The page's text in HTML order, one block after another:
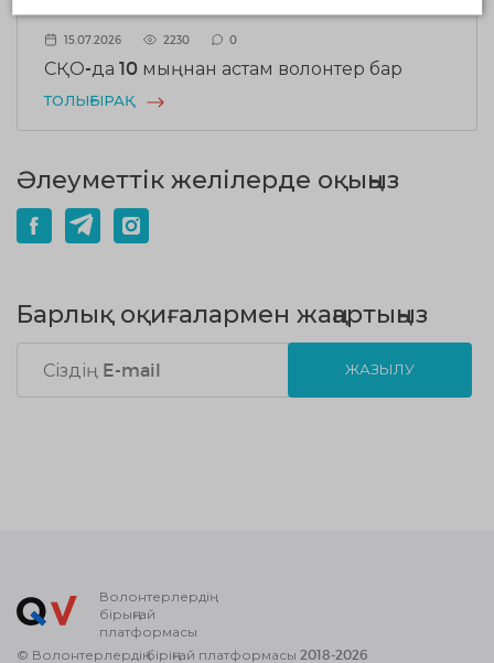
15.07.2026 2230 0
СҚО-да 10 мыңнан астам волонтер бар
ТОЛЫҒЫРАҚ
Әлеуметтік желілерде оқыңыз
Барлық оқиғалармен жаңартыңыз
ЖАЗЫЛУ
Волонтерлердің
бірыңғай
платформасы
© Волонтерлердің біріңғай платформасы 2018-2026